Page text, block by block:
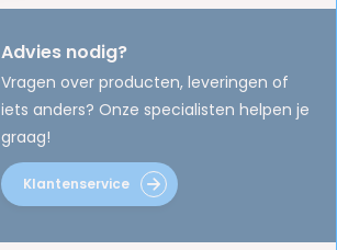
Advies nodig?
Vragen over producten, leveringen of
iets anders? Onze specialisten helpen je
graag!
Klantenservice